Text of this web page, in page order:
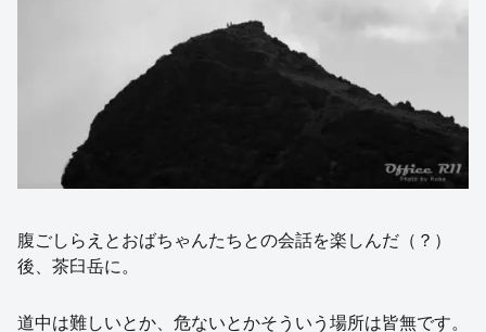
腹ごしらえとおばちゃんたちとの会話を楽しんだ（？）
後、茶臼岳に。
道中は難しいとか、危ないとかそういう場所は皆無です。